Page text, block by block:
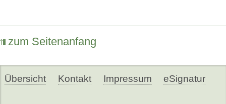
zum Seitenanfang
Übersicht Kontakt Impressum eSignatur